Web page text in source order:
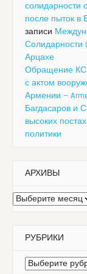
солидарности
после пыток в
записи
Солидарности
Арцахе
Обращение КС
с актом
Армении —
Багдасаров и
высоких
политики
АРХИВЫ
Архивы
РУБРИКИ
Рубрики